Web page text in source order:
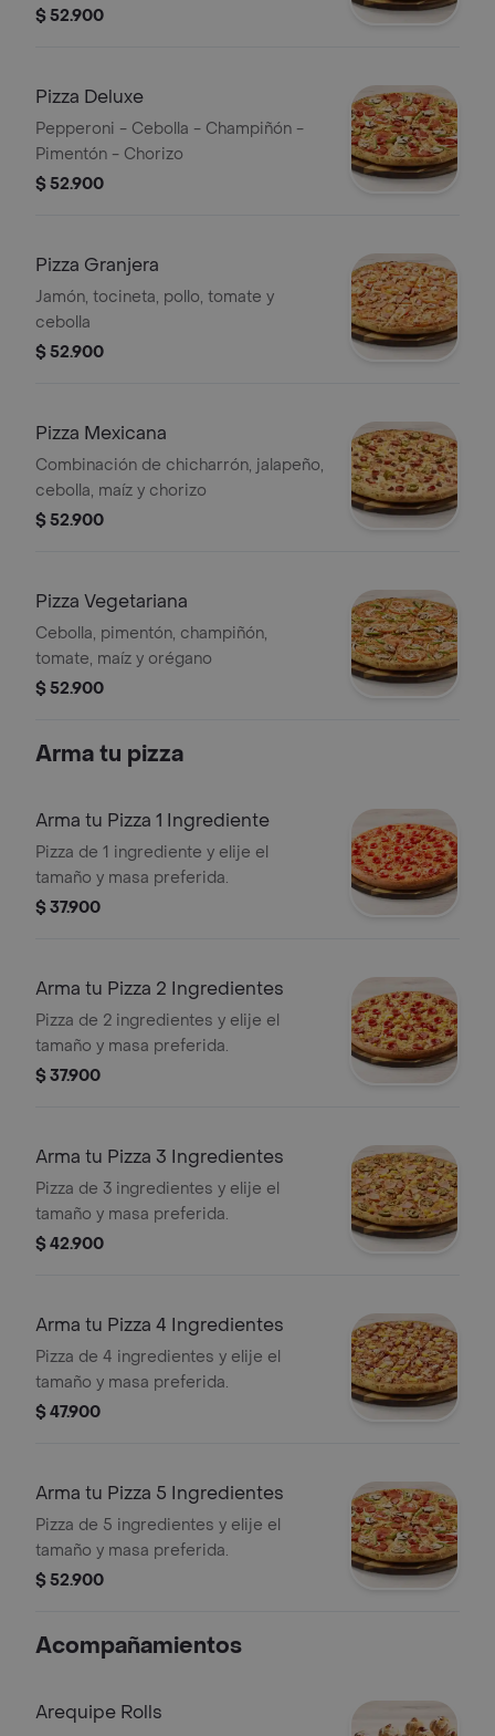
chicharrón
$ 52.900
Pizza Deluxe
Pepperoni - Cebolla - Champiñón -
Pimentón - Chorizo
$ 52.900
Pizza Granjera
Jamón, tocineta, pollo, tomate y
cebolla
$ 52.900
Pizza Mexicana
Combinación de chicharrón, jalapeño,
cebolla, maíz y chorizo
$ 52.900
Pizza Vegetariana
Cebolla, pimentón, champiñón,
tomate, maíz y orégano
$ 52.900
Arma tu pizza
Arma tu Pizza 1 Ingrediente
Pizza de 1 ingrediente y elije el
tamaño y masa preferida.
$ 37.900
Arma tu Pizza 2 Ingredientes
Pizza de 2 ingredientes y elije el
tamaño y masa preferida.
$ 37.900
Arma tu Pizza 3 Ingredientes
Pizza de 3 ingredientes y elije el
tamaño y masa preferida.
$ 42.900
Arma tu Pizza 4 Ingredientes
Pizza de 4 ingredientes y elije el
tamaño y masa preferida.
$ 47.900
Arma tu Pizza 5 Ingredientes
Pizza de 5 ingredientes y elije el
tamaño y masa preferida.
$ 52.900
Acompañamientos
Arequipe Rolls